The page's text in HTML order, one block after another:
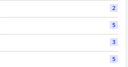
2
5
3
5